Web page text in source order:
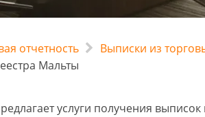
отчетность
Выписки из
Мальты
услуги получения выписок